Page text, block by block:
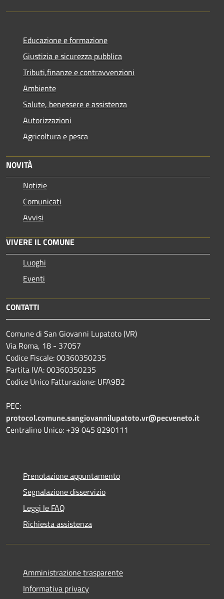
Educazione e formazione
Giustizia e sicurezza pubblica
Tributi,finanze e contravvenzioni
Ambiente
Salute, benessere e assistenza
Autorizzazioni
Agricoltura e pesca
NOVITÀ
Notizie
Comunicati
Avvisi
VIVERE IL COMUNE
Luoghi
Eventi
CONTATTI
Comune di San Giovanni Lupatoto (VR)
Via Roma, 18 - 37057
Codice Fiscale: 00360350235
Partita IVA: 00360350235
Codice Unico Fatturazione: UFA9B2
PEC:
protocol.comune.sangiovannilupatoto.vr@pecveneto.it
Centralino Unico: +39 045 8290111
Prenotazione appuntamento
Segnalazione disservizio
Leggi le FAQ
Richiesta assistenza
Amministrazione trasparente
Informativa privacy